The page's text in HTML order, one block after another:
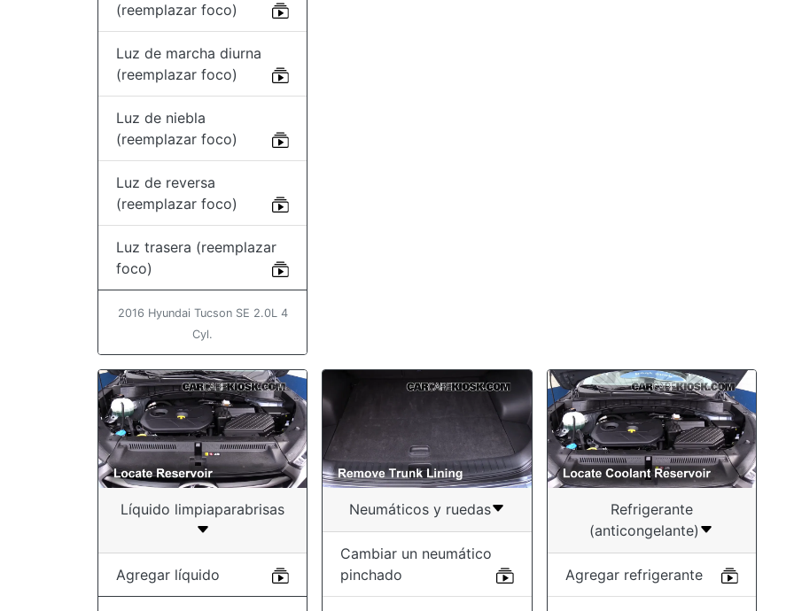
(reemplazar foco)
Luz de marcha diurna
(reemplazar foco)
Luz de niebla
(reemplazar foco)
Luz de reversa
(reemplazar foco)
Luz trasera (reemplazar
foco)
2016 Hyundai Tucson SE 2.0L 4
Cyl.
Líquido limpiaparabrisas
Agregar líquido
Neumáticos y ruedas
Cambiar un neumático
pinchado
Refrigerante
(anticongelante)
Agregar refrigerante